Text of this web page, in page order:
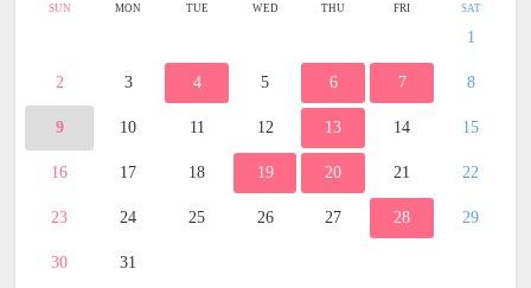
SUN MON TUE WED THU FRI SAT
1
2 3 4 5 6 7 8
9 10 11 12 13 14 15
16 17 18 19 20 21 22
23 24 25 26 27 28 29
30 31